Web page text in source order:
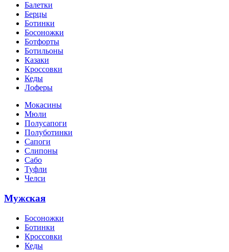
Балетки
Берцы
Ботинки
Босоножки
Ботфорты
Ботильоны
Казаки
Кроссовки
Кеды
Лоферы
Мокасины
Мюли
Полусапоги
Полуботинки
Сапоги
Слипоны
Сабо
Туфли
Челси
Мужская
Босоножки
Ботинки
Кроссовки
Кеды